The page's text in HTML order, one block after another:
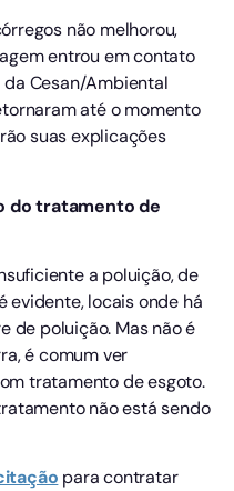
não melhorou,
entrou em contato
Cesan/Ambiental
até o momento
suas explicações
do tratamento de
a poluição, de
evidente, locais onde há
de poluição. Mas não é
é comum ver
tratamento de esgoto.
não está sendo
para contratar